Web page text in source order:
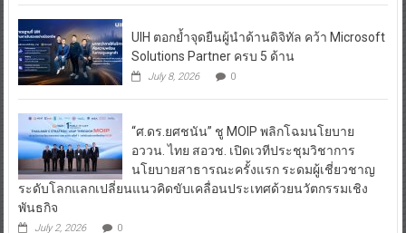
UIH ตอกย้ำจุดยืนผู้นำด้านดิจิทัล คว้า Microsoft
Solutions Partner ครบ 5 ด้าน
July 8, 2026 0
“ศ.ดร.ยศชนัน” ชู MOIP พลิกโฉมนโยบาย
อววน. ไทย สอวช. เปิดเวทีประชุมวิชาการ
นโยบายสาธารณะครั้งแรก ระดมผู้เชี่ยวชาญ
ระดับโลกแลกเปลี่ยนแนวคิดขับเคลื่อนประเทศด้วยนวัตกรรมเชิง
พันธกิจ
July 2, 2026 0